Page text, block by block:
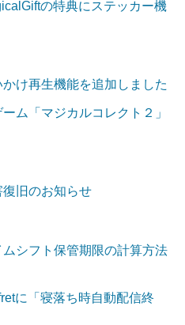
の特典にステッカー機
かけ再生機能を追加しました
ーム「マジカルコレクト２」
復旧のお知らせ
ムシフト保管期限の計算方法
に「寝落ち時自動配信終